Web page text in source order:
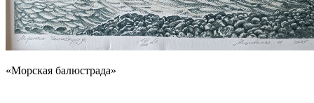
«Морская балюстрада»